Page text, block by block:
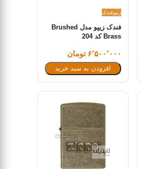
زیپوفندک
فندک زیپو مدل Brushed
Brass کد 204
۶٬۵۰۰٬۰۰۰ تومان
افزودن به سبد خرید